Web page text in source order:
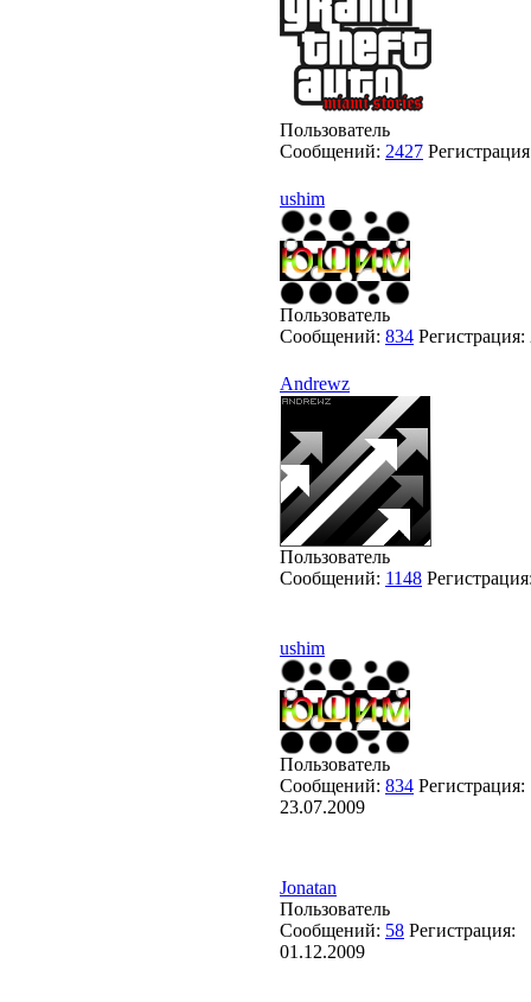
Пользователь
Сообщений: 2427
ushim
Пользователь
Сообщений: 834 Регистрация:
Andrewz
Пользователь
Сообщений: 1148
ushim
Пользователь
Сообщений: 834 Регистрация:
23.07.2009
Jonatan
Пользователь
Сообщений: 58 Регистрация:
01.12.2009